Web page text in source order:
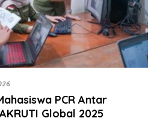
PCR Antar
Global 2025